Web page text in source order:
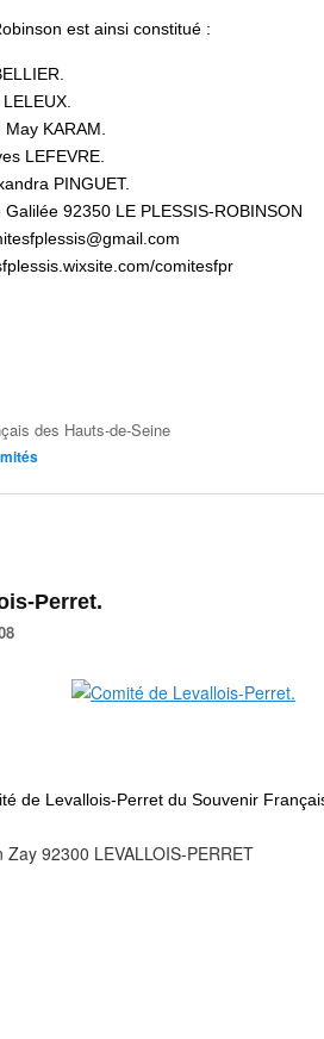
est ainsi constitué :
KARAM.
LEFEVRE.
PINGUET.
92350 LE PLESSIS-ROBINSON
comitesfpr
des Hauts-de-Seine
Perret.
de Levallois-Perret du Souvenir
92300 LEVALLOIS-PERRET